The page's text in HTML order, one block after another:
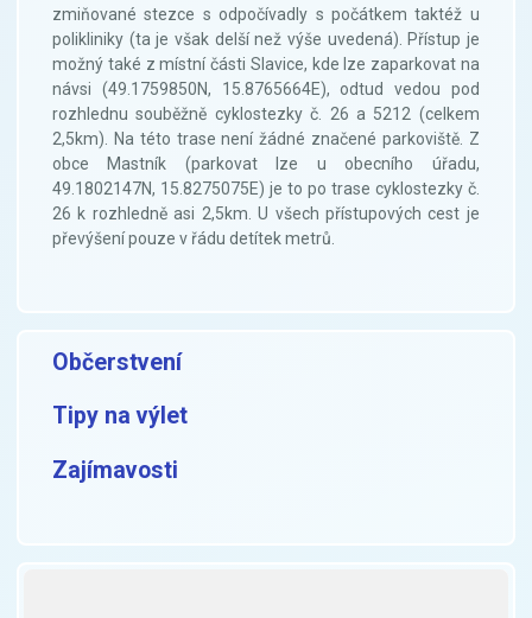
zmiňované stezce s odpočívadly s počátkem taktéž u
polikliniky (ta je však delší než výše uvedená). Přístup je
možný také z místní části Slavice, kde lze zaparkovat na
návsi (49.1759850N, 15.8765664E), odtud vedou pod
rozhlednu souběžně cyklostezky č. 26 a 5212 (celkem
2,5km). Na této trase není žádné značené parkoviště. Z
obce Mastník (parkovat lze u obecního úřadu,
49.1802147N, 15.8275075E) je to po trase cyklostezky č.
26 k rozhledně asi 2,5km. U všech přístupových cest je
převýšení pouze v řádu detítek metrů.
Občerstvení
Tipy na výlet
Zajímavosti